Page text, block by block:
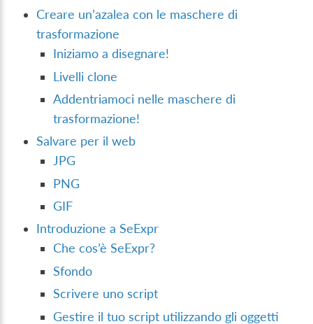
Creare un’azalea con le maschere di
trasformazione
Iniziamo a disegnare!
Livelli clone
Addentriamoci nelle maschere di
trasformazione!
Salvare per il web
JPG
PNG
GIF
Introduzione a SeExpr
Che cos’è SeExpr?
Sfondo
Scrivere uno script
Gestire il tuo script utilizzando gli oggetti